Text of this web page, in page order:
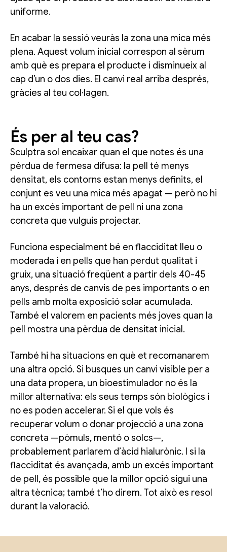
uniforme.
En acabar la sessió veuràs la zona una mica més
plena. Aquest volum inicial correspon al sèrum
amb què es prepara el producte i disminueix al
cap d’un o dos dies. El canvi real arriba després,
gràcies al teu col·lagen.
És per al teu cas?
Sculptra sol encaixar quan el que notes és una
pèrdua de fermesa difusa: la pell té menys
densitat, els contorns estan menys definits, el
conjunt es veu una mica més apagat — però no hi
ha un excés important de pell ni una zona
concreta que vulguis projectar.
Funciona especialment bé en flacciditat lleu o
moderada i en pells que han perdut qualitat i
gruix, una situació freqüent a partir dels 40-45
anys, després de canvis de pes importants o en
pells amb molta exposició solar acumulada.
També el valorem en pacients més joves quan la
pell mostra una pèrdua de densitat inicial.
També hi ha situacions en què et recomanarem
una altra opció. Si busques un canvi visible per a
una data propera, un bioestimulador no és la
millor alternativa: els seus temps són biològics i
no es poden accelerar. Si el que vols és
recuperar volum o donar projecció a una zona
concreta —pòmuls, mentó o solcs—,
probablement parlarem d’àcid hialurònic. I si la
flacciditat és avançada, amb un excés important
de pell, és possible que la millor opció sigui una
altra tècnica; també t’ho direm. Tot això es resol
durant la valoració.